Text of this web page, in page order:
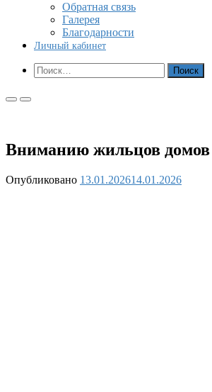
Обратная связь
Галерея
Благодарности
Личный кабинет
Показать
форму
Найти:
Основное
Основное
Вниманию жильцов домов
Опубликовано 13.01.202614.01.2026